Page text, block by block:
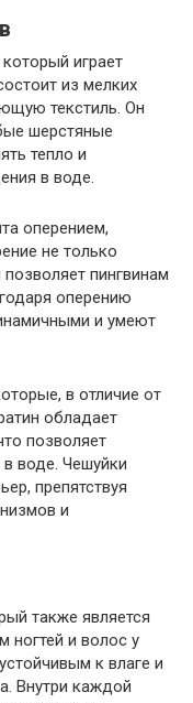
играет
из мелких
текстиль. Он
шерстяные
тепло и
в воде.
оперением,
не только
пингвинам
оперению
и умеют
в отличие от
обладает
позволяет
воде. Чешуйки
препятствуя
и
также является
ногтей и волос у
к влаге и
Внутри каждой